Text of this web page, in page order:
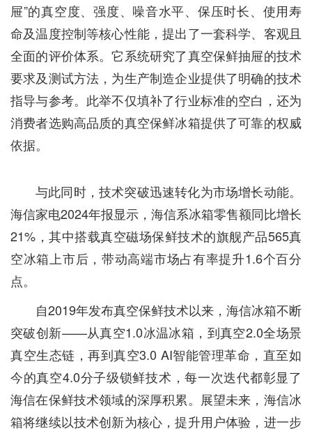
屉”的真空度、强度、噪音水平、保压时长、使用寿
命及温度控制等核心性能，提出了一套科学、客观且
全面的评价体系。它系统研究了真空保鲜抽屉的技术
要求及测试方法，为生产制造企业提供了明确的技术
指导与参考。此举不仅填补了行业标准的空白，还为
消费者选购高品质的真空保鲜冰箱提供了可靠的权威
依据。
与此同时，技术突破迅速转化为市场增长动能。
海信家电2024年报显示，海信系冰箱零售额同比增长
21%，其中搭载真空磁场保鲜技术的旗舰产品565真
空冰箱上市后，带动高端市场占有率提升1.6个百分
点。
自2019年发布真空保鲜技术以来，海信冰箱不断
突破创新——从真空1.0冰温冰箱，到真空2.0全场景
真空生态链，再到真空3.0 AI智能管理革命，直至如
今的真空4.0分子级锁鲜技术，每一次迭代都彰显了
海信在保鲜技术领域的深厚积累。展望未来，海信冰
箱将继续以技术创新为核心，提升用户体验，进一步